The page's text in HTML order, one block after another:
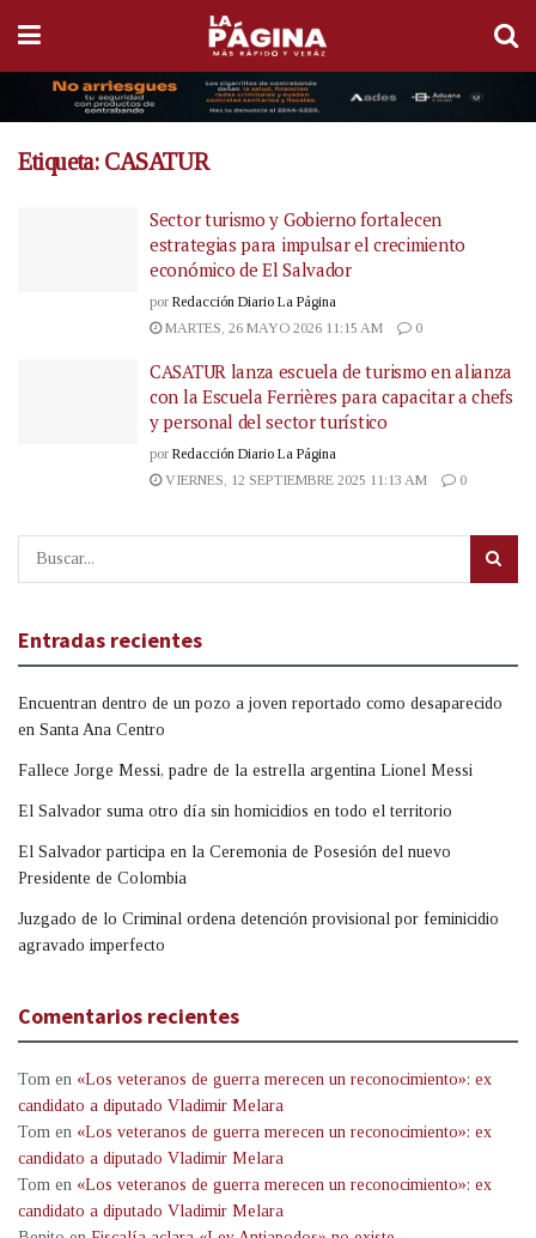
Etiqueta: CASATUR
Sector turismo y Gobierno fortalecen
estrategias para impulsar el crecimiento
económico de El Salvador
por Redacción Diario La Página
MARTES, 26 MAYO 2026 11:15 AM
0
CASATUR lanza escuela de turismo en alianza
con la Escuela Ferrières para capacitar a chefs
y personal del sector turístico
por Redacción Diario La Página
VIERNES, 12 SEPTIEMBRE 2025 11:13 AM
0
Entradas recientes
Encuentran dentro de un pozo a joven reportado como desaparecido
en Santa Ana Centro
Fallece Jorge Messi, padre de la estrella argentina Lionel Messi
El Salvador suma otro día sin homicidios en todo el territorio
El Salvador participa en la Ceremonia de Posesión del nuevo
Presidente de Colombia
Juzgado de lo Criminal ordena detención provisional por feminicidio
agravado imperfecto
Comentarios recientes
Tom en «Los veteranos de guerra merecen un reconocimiento»: ex
candidato a diputado Vladimir Melara
Tom en «Los veteranos de guerra merecen un reconocimiento»: ex
candidato a diputado Vladimir Melara
Tom en «Los veteranos de guerra merecen un reconocimiento»: ex
candidato a diputado Vladimir Melara